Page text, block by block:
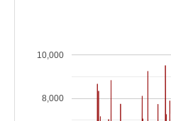
8,000
10,000